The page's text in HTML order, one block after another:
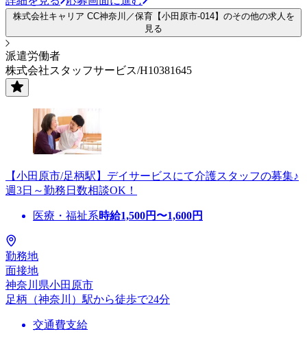
株式会社キャリア CC神奈川／保育【小田原市-014】のその他の求人を
見る
派遣労働者
株式会社スタッフサービス/H10381645
【小田原市/足柄駅】デイサービスにて介護スタッフの募集♪
週3日～勤務日数相談OK！
医療・福祉系時給1,500円〜1,600円
勤務地
面接地
神奈川県小田原市
足柄（神奈川）駅から徒歩で24分
交通費支給